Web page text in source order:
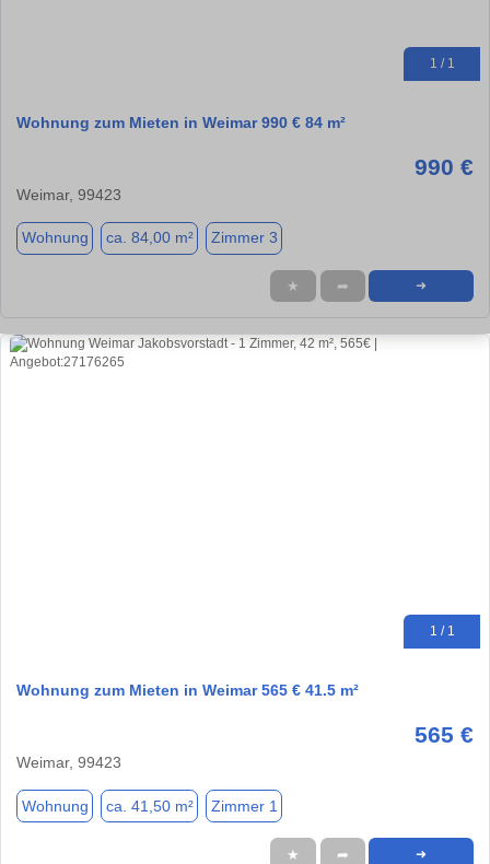
1 / 1
Wohnung zum Mieten in Weimar 990 € 84 m²
990 €
Weimar, 99423
Wohnung ca. 84,00 m² Zimmer 3
★ ➦ ➜
1 / 1
Wohnung zum Mieten in Weimar 565 € 41.5 m²
565 €
Weimar, 99423
Wohnung ca. 41,50 m² Zimmer 1
★ ➦ ➜